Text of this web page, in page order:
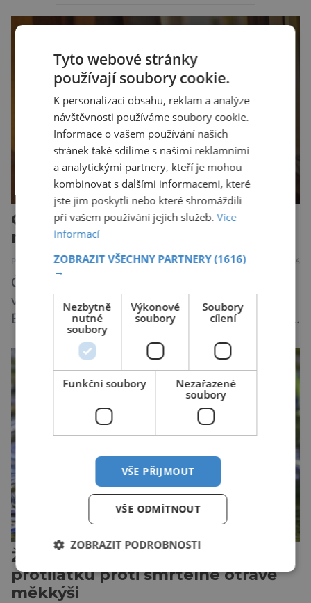
Takový postup není samoúčelný, protože by
vůči antibiotikům, současně však otevírá nové
otázky biologické bezpečnosti. Výzkumníci ze
Stanfordovy univerzity a Arc Institute […]
Geneticky modifikovaní bíglové
mohou být nadějí pro alergiky
PŘÍRODA ZAJÍMAVOSTI 7.8.2026
Češi jsou milovníky psů, alespoň jeden se
vyskytuje ve 42 % českých domácností.
Existuje však poměrně velká skupina lidí, kteří
by si psa rádi pořídili, ale nemohou, protože
jsou alergičtí. Jejich imunitní systém
přecitlivěle reaguje na proteiny obsažené v
psích slinách, potu, moči a šupinkách kůže,
zachycených v srsti. Vědci nyní geneticky
upravili psy, aby […]
Žáby mohou poskytnout
protilátku proti smrtelné otravě
měkkýši
Tyto webové stránky
používají soubory cookie.
K personalizaci obsahu, reklam a analýze
návštěvnosti používáme soubory cookie.
Informace o vašem používání našich
stránek také sdílíme s našimi reklamními
a analytickými partnery, kteří je mohou
kombinovat s dalšími informacemi, které
jste jim poskytli nebo které shromáždili
při vašem používání jejich služeb.Více
informací
ZOBRAZIT VŠECHNY PARTNERY(1616)
→
Nezbytně
nutné
soubory
Výkonové
soubory
Soubory
cílení
Funkční soubory
Nezařazené
soubory
VŠE PŘIJMOUT
VŠE ODMÍTNOUT
ZOBRAZIT PODROBNOSTI